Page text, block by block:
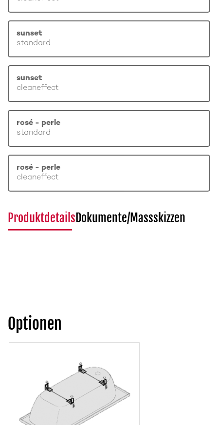
sunset
standard
sunset
cleaneffect
rosé - perle
standard
rosé - perle
cleaneffect
ProduktdetailsDokumente/Massskizzen
Optionen